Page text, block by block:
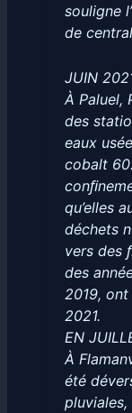
souligne
de
JUIN
À Paluel,
des
eaux
cobalt
qu’elles
déchets
vers des
des
2019,
2021.
EN
À
été